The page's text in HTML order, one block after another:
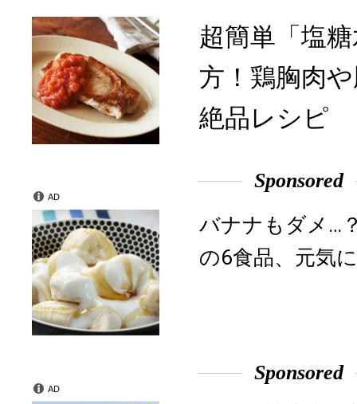
超簡単「塩
方！鶏胸肉
絶品レシピ
Sponsored
バナナもダメ…
の6食品、元気
AD
Sponsored
AD